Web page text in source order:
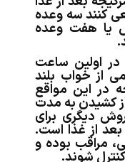
کنند سه وعده
یا هفت وعده
در اولین ساعت
از خواب بلند
در این مواقع
کشیدن به مدت
دیگری برای
از غذا است.
مراقب بوده و
شوند.